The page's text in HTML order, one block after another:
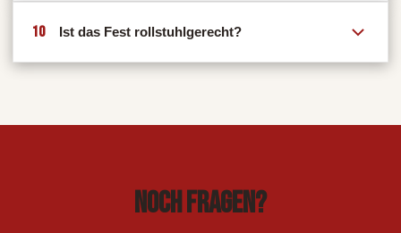
10 Ist das Fest rollstuhlgerecht?
NOCH FRAGEN?